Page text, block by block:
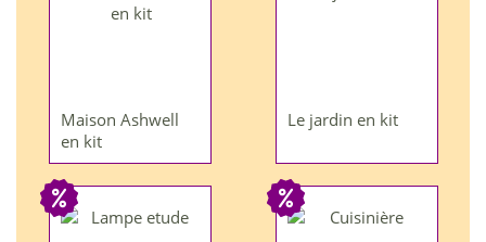
Maison Ashwell
en kit
Le jardin en kit